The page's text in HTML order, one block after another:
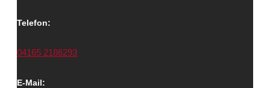
Telefon:
04165 2186293
E-Mail: